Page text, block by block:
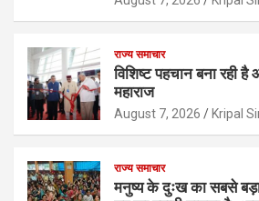
राज्य समाचार
विशिष्ट पहचान बना रही
महाराज
August 7, 2026 Kripal
राज्य समाचार
मनुष्य के दुःख का सबसे